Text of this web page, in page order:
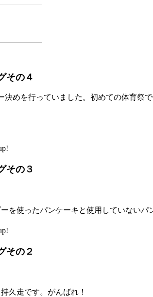
その４
めを行っていました。初めての体育祭
その３
を使ったパンケーキと使用していないパ
その２
久走です。がんばれ！